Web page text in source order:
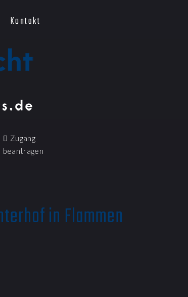
Kontakt
Zugang
beantragen
in Flammen